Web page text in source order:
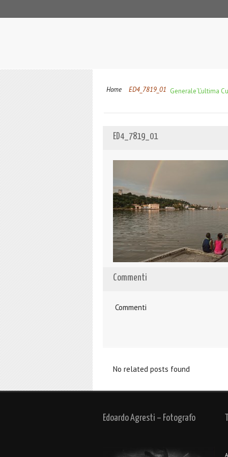
Home Generale‘L’ultima
ED4_7819_01
ED4_7819_01
Commenti
Commenti
No related posts found
Edoardo Agresti – Fotografo